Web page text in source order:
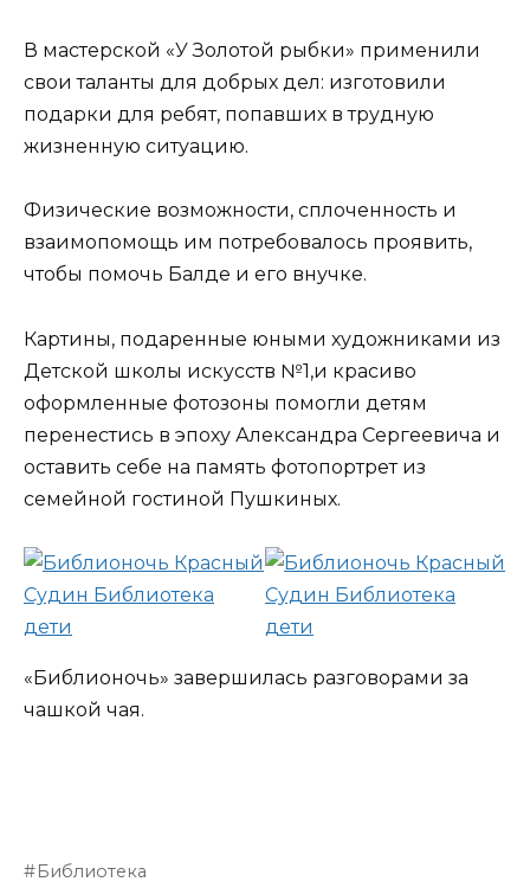
В мастерской «У Золотой рыбки» применили
свои таланты для добрых дел: изготовили
подарки для ребят, попавших в трудную
жизненную ситуацию.
Физические возможности, сплоченность и
взаимопомощь им потребовалось проявить,
чтобы помочь Балде и его внучке.
Картины, подаренные юными художниками из
Детской школы искусств №1,и красиво
оформленные фотозоны помогли детям
перенестись в эпоху Александра Сергеевича и
оставить себе на память фотопортрет из
семейной гостиной Пушкиных.
«Библионочь» завершилась разговорами за
чашкой чая.
Библиотека